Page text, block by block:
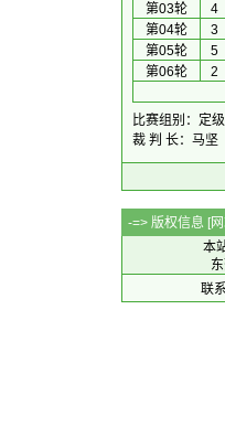
第03轮
4
第04轮
3
第05轮
5
第06轮
2
比赛组别：定
裁 判 长：马坚
-=> 版权信息 [
本
联